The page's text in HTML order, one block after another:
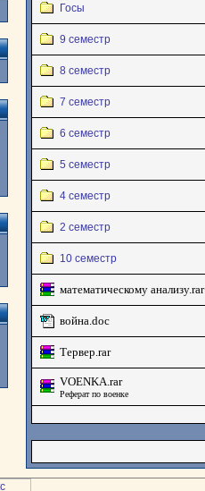
Госы
9 семестр
8 семестр
7 семестр
6 семестр
5 семестр
4 семестр
2 семестр
10 семестр
математическому анализу.rar
война.doc
Тервер.rar
VOENKA.rar
Реферат по военке